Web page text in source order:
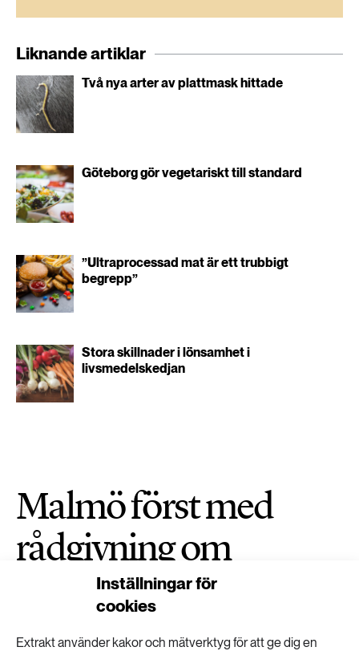
Inställningar för
cookies
Extrakt använder kakor och mätverktyg för att ge dig en
Liknande artiklar
Två nya arter av plattmask hittade
Göteborg gör vegetariskt till standard
”Ultraprocessad mat är ett trubbigt
begrepp”
Stora skillnader i lönsamhet i
livsmedelskedjan
Malmö först med
rådgivning om
klimatanpassning